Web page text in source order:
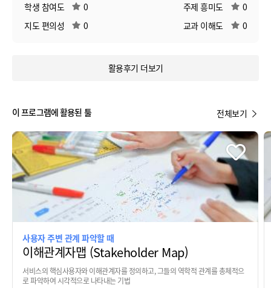
학생 참여도 0 주제 흥미도
0
지도 편의성
0 교과 이해도 0
활용후기 더보기
이 프로그램에 활용된 툴 전체보기
사용자 주변 관계 파악할 때
이해관계자맵 (Stakeholder Map)
서비스의 핵심사용자와 이해관계자를 정의하고, 그들의 역학적 관계를 총체적으
로 파악하여 시각적으로 나타내는 기법